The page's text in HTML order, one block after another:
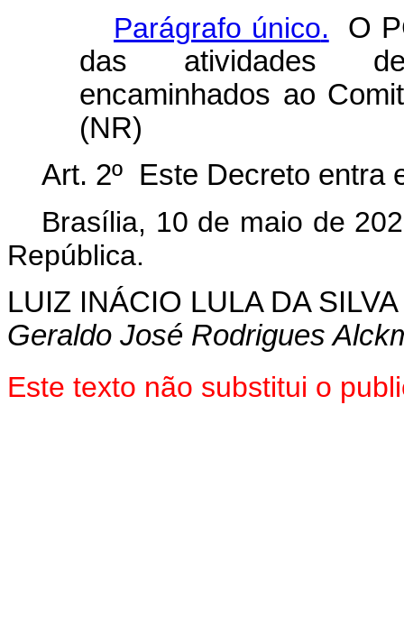
Parágrafo único. O
das atividades
encaminhados ao
(NR)
Art. 2º Este Decreto entra
Brasília, 10 de maio de
República.
LUIZ INÁCIO LULA DA SILVA
Geraldo José Rodrigues
Este texto não substitui o